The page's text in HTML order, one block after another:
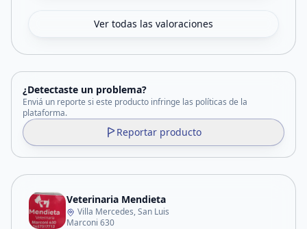
Ver todas las valoraciones
¿Detectaste un problema?
Enviá un reporte si este producto infringe las políticas de la
plataforma.
Reportar producto
Veterinaria Mendieta
Villa Mercedes, San Luis
Marconi 630